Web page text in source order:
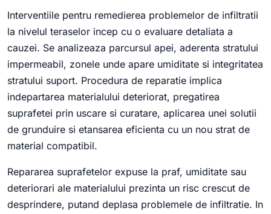
Interventiile pentru remedierea problemelor de infiltratii
la nivelul teraselor incep cu o evaluare detaliata a
cauzei. Se analizeaza parcursul apei, aderenta stratului
impermeabil, zonele unde apare umiditate si integritatea
stratului suport. Procedura de reparatie implica
indepartarea materialului deteriorat, pregatirea
suprafetei prin uscare si curatare, aplicarea unei solutii
de grunduire si etansarea eficienta cu un nou strat de
material compatibil.
Repararea suprafetelor expuse la praf, umiditate sau
deteriorari ale materialului prezinta un risc crescut de
desprindere, putand deplasa problemele de infiltratie. In